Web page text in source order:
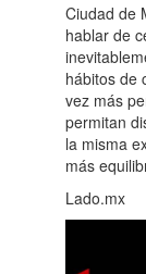
Ciudad de
hablar de
hábitos de
vez más
permitan
la misma
más
Lado.mx